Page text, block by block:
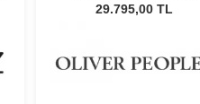
5035GN - 49 Unisex Güneş
29.795,00 TL